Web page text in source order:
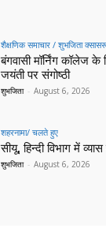
शैक्षणिक समाचार / शुभजिता
बंगवासी मॉर्निंग कॉलेज के
जयंती पर संगोष्ठी
शुभजिता - August 6, 2026
शहरनामा/ चलते हुए
सीयू, हिन्दी विभाग में
शुभजिता - August 6, 2026